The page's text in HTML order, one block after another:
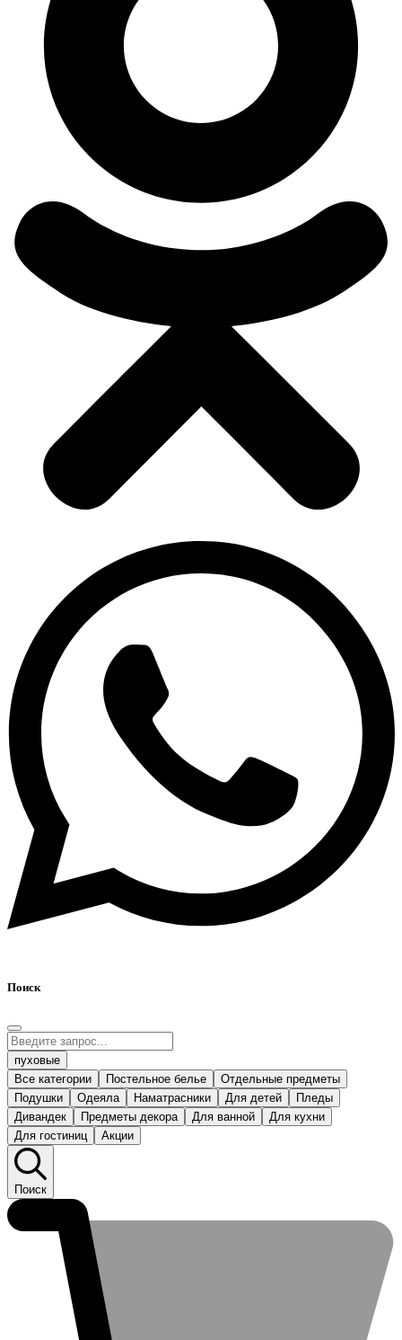
Поиск
пуховые
Все категории
Постельное белье
Отдельные предметы
Подушки
Одеяла Наматрасники Для детей
Пледы
Дивандек
Предметы декора Для ванной
Для кухни
Для гостиниц
Акции
Поиск